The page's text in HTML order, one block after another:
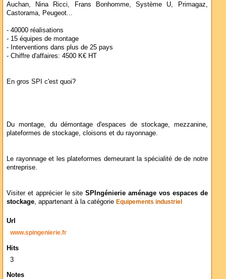
Auchan, Nina Ricci, Frans Bonhomme, Système U, Primagaz,
Castorama, Peugeot...
- 40000 réalisations
- 15 équipes de montage
- Interventions dans plus de 25 pays
- Chiffre d'affaires: 4500 K€ HT
En gros SPI c'est quoi?
Du montage, du démontage d'espaces de stockage, mezzanine,
plateformes de stockage, cloisons et du rayonnage.
Le rayonnage et les plateformes demeurant la spécialité de de notre
entreprise.
Visiter et apprécier le siteSPIngénierie aménage vos espaces de
stockage, appartenant à la catégorie Equipements industriel
Url
www.spingenierie.fr
Hits
3
Notes